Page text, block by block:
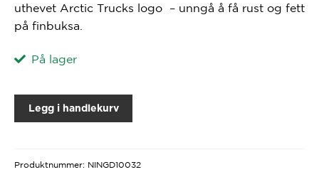
uthevet Arctic Trucks logo – unngå å få rust og fett
på finbuksa.
På lager
Legg i handlekurv
Produktnummer: NINGD10032